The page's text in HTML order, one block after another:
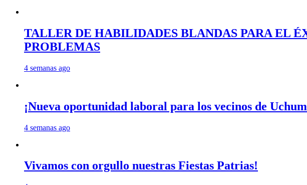
TALLER DE HABILIDADES BLANDAS PARA EL
PROBLEMAS
4 semanas ago
¡Nueva oportunidad laboral para los vecinos de
4 semanas ago
Vivamos con orgullo nuestras Fiestas Patrias!